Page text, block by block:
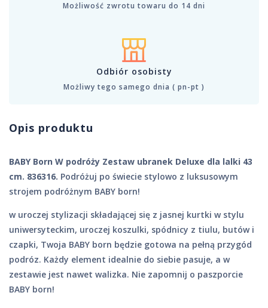
Możliwość zwrotu towaru do 14 dni
Odbiór osobisty
Możliwy tego samego dnia ( pn-pt )
Opis produktu
BABY Born W podróży Zestaw ubranek Deluxe dla lalki 43
cm. 836316. Podróżuj po świecie stylowo z luksusowym
strojem podróżnym BABY born!
w uroczej stylizacji składającej się z jasnej kurtki w stylu
uniwersyteckim, uroczej koszulki, spódnicy z tiulu, butów i
czapki, Twoja BABY born będzie gotowa na pełną przygód
podróz. Każdy element idealnie do siebie pasuje, a w
zestawie jest nawet walizka. Nie zapomnij o paszporcie
BABY born!